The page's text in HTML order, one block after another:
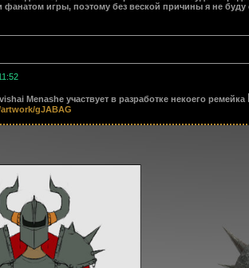
фанатом игры, поэтому без веской причины я не буду
Menashe участвует в разработке некоего ремейка
gJABAG